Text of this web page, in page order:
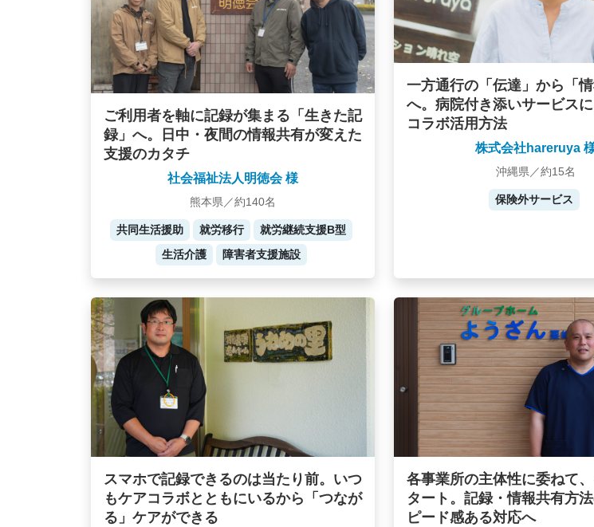
ご利用者を軸に記録が集まる「生きた記
録」へ。日中・夜間の情報共有が変えた
支援のカタチ
社会福祉法人明徳会 様
熊本県／約140名
共同生活援助 就労移行
就労継続支援B型
生活介護
障害者支援施設
一方通行の「伝達」から「情
へ。病院付き添いサービス
コラボ活用方法
株式会社hareruya
沖縄県／約15名
保険外サービス
スマホで記録できるのは当たり前。いつ
もケアコラボとともにいるから「つなが
る」ケアができる
各事業所の主体性に委ねて
タート。記録・情報共有方
ピード感ある対応へ